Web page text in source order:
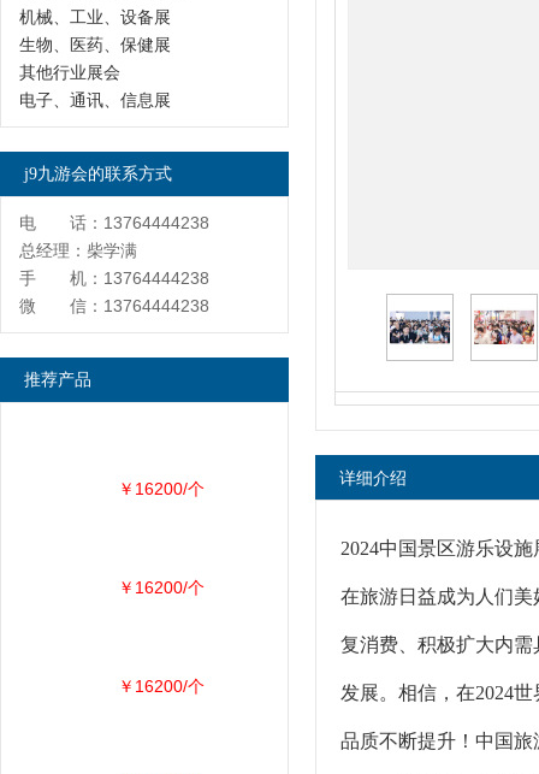
详细介绍
2024中国景区游乐设
在旅游日益成为人们
复消费、积极扩大内
发展。相信，在2024
品质不断提升！中国
机械、工业、设备展
生物、医药、保健展
其他行业展会
电子、通讯、信息展
j9九游会的联系方式
电 话：13764444238
总经理：柴学满
手 机：13764444238
微 信：13764444238
推荐产品
￥16200/个
￥16200/个
￥16200/个